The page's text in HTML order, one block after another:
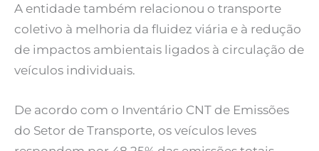
A entidade também relacionou o transporte
coletivo à melhoria da fluidez viária e à redução
de impactos ambientais ligados à circulação de
veículos individuais.
De acordo com o Inventário CNT de Emissões
do Setor de Transporte, os veículos leves